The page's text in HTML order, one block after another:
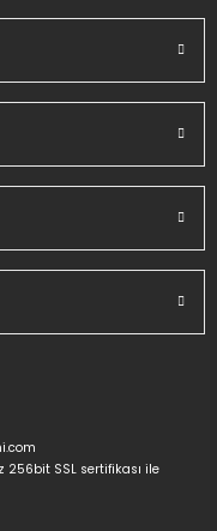
256bit SSL sertifikası ile